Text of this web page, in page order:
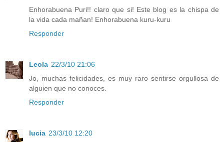
Enhorabuena Puri!! claro que si! Este blog es la chispa de
la vida cada mañan! Enhorabuena kuru-kuru
Responder
Leola 22/3/10 21:06
Jo, muchas felicidades, es muy raro sentirse orgullosa de
alguien que no conoces.
Responder
lucia 23/3/10 12:20